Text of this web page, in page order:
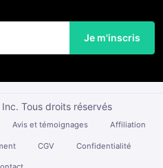
Je m'inscris
Tous droits réservés
Avis et témoignages Affiliation
CGV Confidentialité